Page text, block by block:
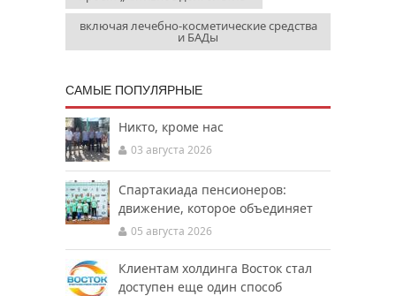
включая лечебно-косметические средства
и БАДы
САМЫЕ ПОПУЛЯРНЫЕ
Никто, кроме нас
03 августа 2026
Спартакиада пенсионеров:
движение, которое объединяет
05 августа 2026
Клиентам холдинга Восток стал
доступен еще один способ